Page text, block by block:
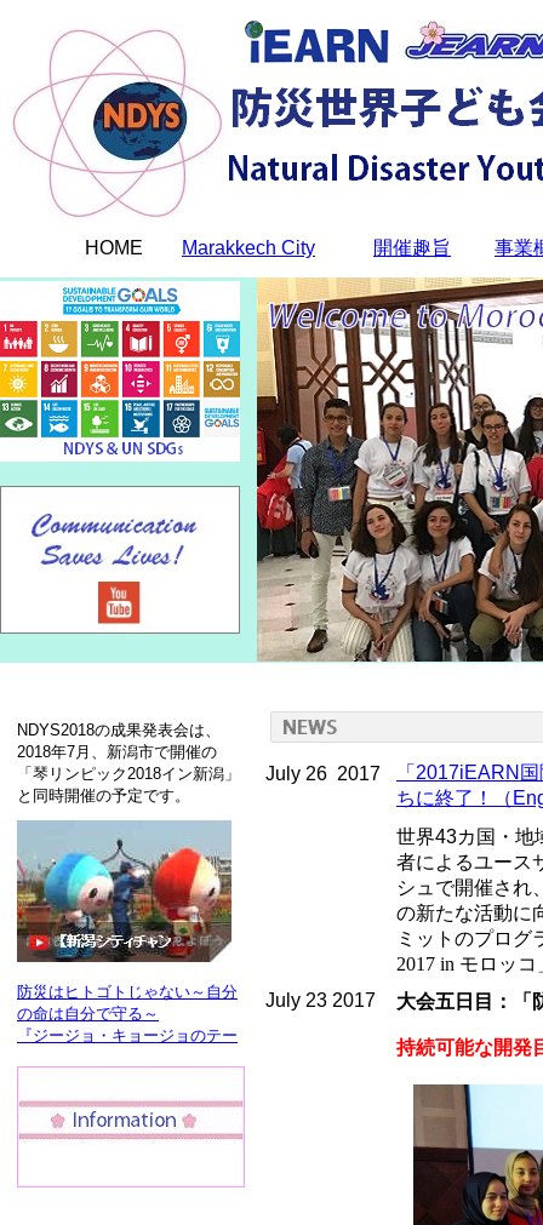
HOME Marakkech City 開催趣旨 事業
NDYS2018の成果発表会は、
2018年7月、新潟市で開催の
「琴リンピック2018イン新潟」
と同時開催の予定です。
防災はヒトゴトじゃない～自分
の命は自分で守る～
『ジージョ・キョージョのテー
July 26 2017 「 2017iEARN
ちに終了！（
世界43カ国・地
者によるユース
シュで開催され
の新たな活動に
ミットのプログ
2017 in モロッ
July 23 2017
大会五日目：
持続可能な開発